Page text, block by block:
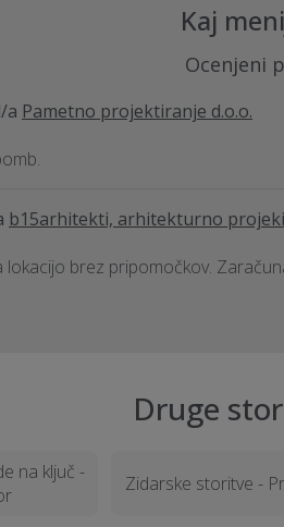
Kaj
Ocenjeni
a Pametno projektiranje d.o.o.
b15arhitekti, arhitekturno
lokacijo brez pripomočkov.
Druge
na ključ -
Zidarske storitve -